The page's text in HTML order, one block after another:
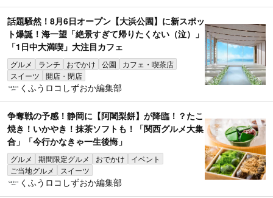
話題騒然！8月6日オープン【大浜公園】に新スポッ
ト爆誕！海一望「絶景すぎて帰りたくない（泣）」
「1日中大満喫」大注目カフェ
グルメ ランチ おでかけ 公園
カフェ・喫茶店
スイーツ
開店・閉店
くふうロコしずおか編集部
争奪戦の予感！静岡に【阿闍梨餅】が降臨！？たこ
焼き！いかやき！抹茶ソフトも！「関西グルメ大集
合」「今行かなきゃ一生後悔」
グルメ 期間限定グルメ おでかけ
イベント
ご当地グルメ
スイーツ
くふうロコしずおか編集部